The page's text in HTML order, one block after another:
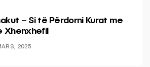
– Si të Përdorni Kurat me
Xhenxhefil
2025